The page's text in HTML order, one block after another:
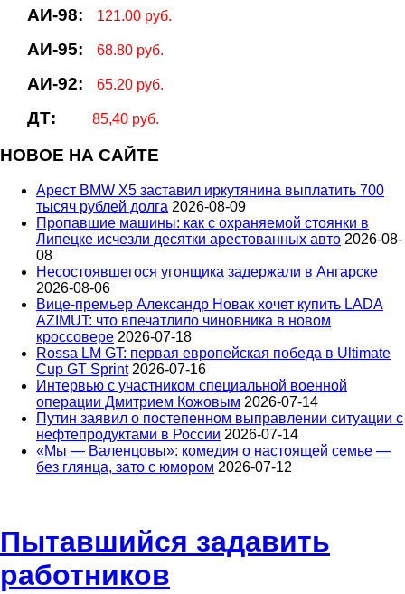
АИ-98: 121.00 руб.
АИ-95: 68.80 руб.
АИ-92: 65.20 руб.
ДТ: 85,40 руб.
НОВОЕ НА САЙТЕ
Арест BMW X5 заставил иркутянина выплатить 700
тысяч рублей долга 2026-08-09
Пропавшие машины: как с охраняемой стоянки в
Липецке исчезли десятки арестованных авто 2026-08-
08
Несостоявшегося угонщика задержали в Ангарске
2026-08-06
Вице‑премьер Александр Новак хочет купить LADA
AZIMUT: что впечатлило чиновника в новом
кроссовере 2026-07-18
Rossa LM GT: первая европейская победа в Ultimate
Cup GT Sprint 2026-07-16
Интервью с участником специальной военной
операции Дмитрием Кожовым 2026-07-14
Путин заявил о постепенном выправлении ситуации с
нефтепродуктами в России 2026-07-14
«Мы — Валенцовы»: комедия о настоящей семье —
без глянца, зато с юмором 2026-07-12
Пытавшийся задавить
работников